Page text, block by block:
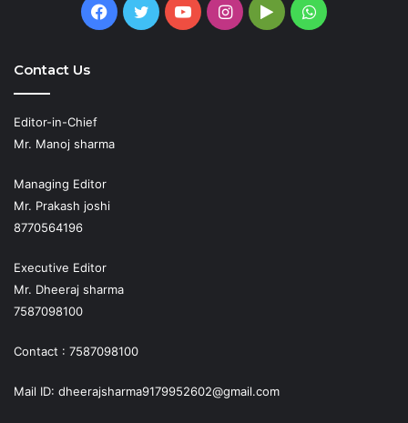
Facebook
TwitterYouTubeInstagram
GoogleWhatsApp
Contact Us
Editor-in-Chief
Mr. Manoj sharma
Managing Editor
Mr. Prakash joshi
8770564196
Executive Editor
Mr. Dheeraj sharma
7587098100
Contact : 7587098100
Mail ID: dheerajsharma9179952602@gmail.com